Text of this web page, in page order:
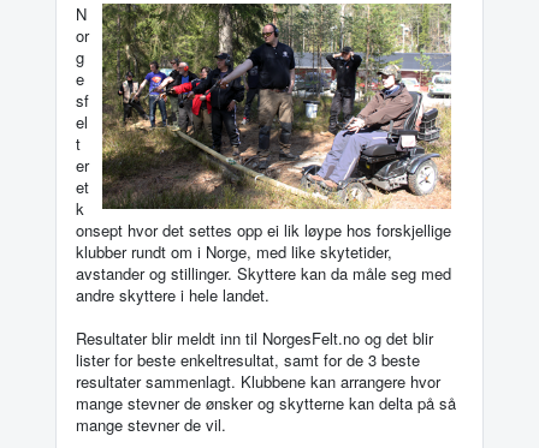
N
or
g
e
sf
el
t
er
et
k
onsept hvor det settes opp ei lik løype hos forskjellige
klubber rundt om i Norge, med like skytetider,
avstander og stillinger. Skyttere kan da måle seg med
andre skyttere i hele landet.
Resultater blir meldt inn til NorgesFelt.no og det blir
lister for beste enkeltresultat, samt for de 3 beste
resultater sammenlagt. Klubbene kan arrangere hvor
mange stevner de ønsker og skytterne kan delta på så
mange stevner de vil.